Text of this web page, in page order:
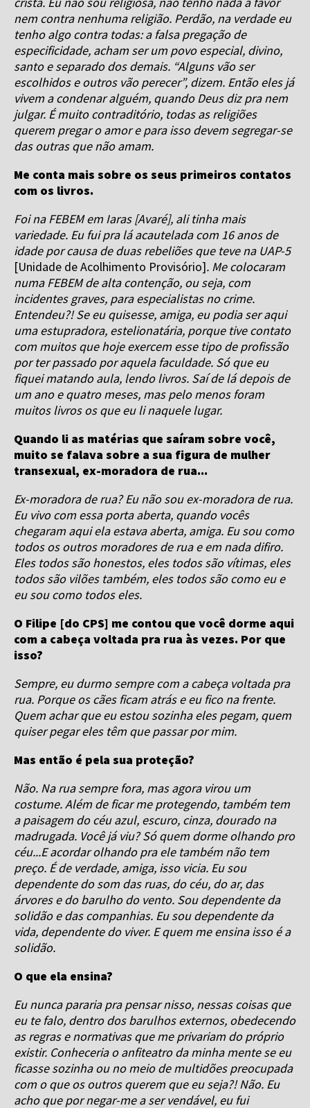
nem contra nenhuma religião. Perdão, na verdade eu
tenho algo contra todas: a falsa pregação de
especificidade, acham ser um povo especial, divino,
santo e separado dos demais. “Alguns vão ser
escolhidos e outros vão perecer”, dizem. Então eles já
vivem a condenar alguém, quando Deus diz pra nem
julgar. É muito contraditório, todas as religiões
querem pregar o amor e para isso devem segregar-se
das outras que não amam.
Me conta mais sobre os seus primeiros contatos
com os livros.
Foi na FEBEM em Iaras [Avaré], ali tinha mais
variedade. Eu fui pra lá acautelada com 16 anos de
idade por causa de duas rebeliões que teve na UAP-5
[Unidade de Acolhimento Provisório]. Me colocaram
numa FEBEM de alta contenção, ou seja, com
incidentes graves, para especialistas no crime.
Entendeu?! Se eu quisesse, amiga, eu podia ser aqui
uma estupradora, estelionatária, porque tive contato
com muitos que hoje exercem esse tipo de profissão
por ter passado por aquela faculdade. Só que eu
fiquei matando aula, lendo livros. Saí de lá depois de
um ano e quatro meses, mas pelo menos foram
muitos livros os que eu li naquele lugar.
Quando li as matérias que saíram sobre você,
muito se falava sobre a sua figura de mulher
transexual, ex-moradora de rua...
Ex-moradora de rua? Eu não sou ex-moradora de rua.
Eu vivo com essa porta aberta, quando vocês
chegaram aqui ela estava aberta, amiga. Eu sou como
todos os outros moradores de rua e em nada difiro.
Eles todos são honestos, eles todos são vítimas, eles
todos são vilões também, eles todos são como eu e
eu sou como todos eles.
O Filipe [do CPS] me contou que você dorme aqui
com a cabeça voltada pra rua às vezes. Por que
isso?
Sempre, eu durmo sempre com a cabeça voltada pra
rua. Porque os cães ficam atrás e eu fico na frente.
Quem achar que eu estou sozinha eles pegam, quem
quiser pegar eles têm que passar por mim.
Mas então é pela sua proteção?
Não. Na rua sempre fora, mas agora virou um
costume. Além de ficar me protegendo, também tem
a paisagem do céu azul, escuro, cinza, dourado na
madrugada. Você já viu? Só quem dorme olhando pro
céu...E acordar olhando pra ele também não tem
preço. É de verdade, amiga, isso vicia. Eu sou
dependente do som das ruas, do céu, do ar, das
árvores e do barulho do vento. Sou dependente da
solidão e das companhias. Eu sou dependente da
vida, dependente do viver. E quem me ensina isso é a
solidão.
O que ela ensina?
Eu nunca pararia pra pensar nisso, nessas coisas que
eu te falo, dentro dos barulhos externos, obedecendo
as regras e normativas que me privariam do próprio
existir. Conheceria o anfiteatro da minha mente se eu
ficasse sozinha ou no meio de multidões preocupada
com o que os outros querem que eu seja?! Não. Eu
acho que por negar-me a ser vendável, eu fui